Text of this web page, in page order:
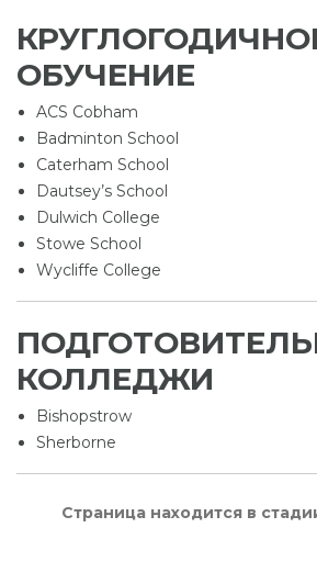
ОБУЧЕНИЕ
ACS Cobham
Badminton School
Caterham School
Dautsey’s School
Dulwich College
Stowe School
Wycliffe College
КОЛЛЕДЖИ
Bishopstrow
Sherborne
Страница находится в